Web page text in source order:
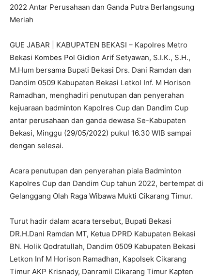
2022 Antar Perusahaan dan Ganda Putra Berlangsung
Meriah
GUE JABAR | KABUPATEN BEKASI – Kapolres Metro
Bekasi Kombes Pol Gidion Arif Setyawan, S.I.K., S.H.,
M.Hum bersama Bupati Bekasi Drs. Dani Ramdan dan
Dandim 0509 Kabupaten Bekasi Letkol Inf. M Horison
Ramadhan, menghadiri penutupan dan penyerahan
kejuaraan badminton Kapolres Cup dan Dandim Cup
antar perusahaan dan ganda dewasa Se-Kabupaten
Bekasi, Minggu (29/05/2022) pukul 16.30 WIB sampai
dengan selesai.
Acara penutupan dan penyerahan piala Badminton
Kapolres Cup dan Dandim Cup tahun 2022, bertempat di
Gelanggang Olah Raga Wibawa Mukti Cikarang Timur.
Turut hadir dalam acara tersebut, Bupati Bekasi
DR.H.Dani Ramdan MT, Ketua DPRD Kabupaten Bekasi
BN. Holik Qodratullah, Dandim 0509 Kabupaten Bekasi
Letkon Inf M Horison Ramadhan, Kapolsek Cikarang
Timur AKP Krisnady, Danramil Cikarang Timur Kapten